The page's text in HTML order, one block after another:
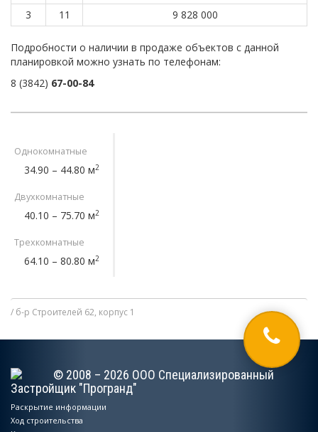
3 11 9 828 000
Подробности о наличии в продаже объектов с данной
планировкой можно узнать по телефонам:
8 (3842) 67-00-84
Однокомнатные
34.90 – 44.80 м2
Двухкомнатные
40.10 – 75.70 м2
Трехкомнатные
64.10 – 80.80 м2
б-р Строителей 62, корпус 1
© 2008 – 2026 ООО Специализированный
Застройщик "Програнд"
Раскрытие информации
Ход строительства